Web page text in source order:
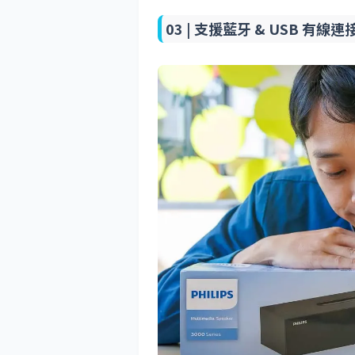
03 |支援藍牙 & USB 有線連